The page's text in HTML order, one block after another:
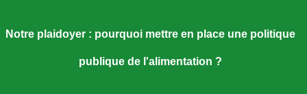
Notre plaidoyer : pourquoi mettre en place une politique
publique de l'alimentation ?